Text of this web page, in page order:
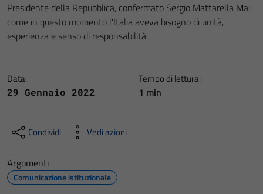
Presidente della Repubblica, confermato Sergio Mattarella Mai
come in questo momento l'Italia aveva bisogno di unità,
esperienza e senso di responsabilità.
Data:
29 Gennaio 2022
Tempo di lettura:
1 min
Condividi Vedi azioni
Argomenti
Comunicazione istituzionale